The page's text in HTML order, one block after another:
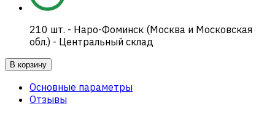
210 шт. - Наро-Фоминск (Москва и Московская
обл.) - Центральный склад
В корзину
Основные параметры
Отзывы